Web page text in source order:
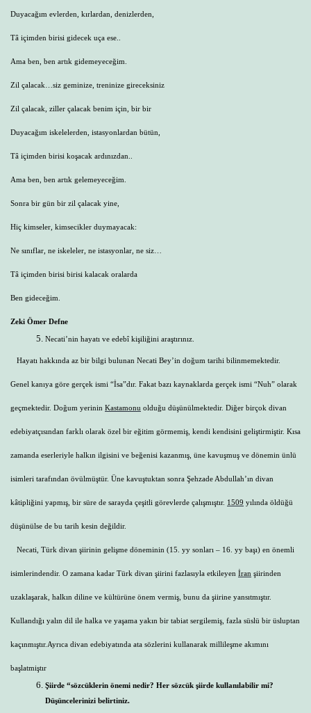
Duyacağım evlerden, kırlardan, denizlerden,
Tâ içimden birisi gidecek uça ese..
Ama ben, ben artık gidemeyeceğim.
Zil çalacak…siz geminize, treninize gireceksiniz
Zil çalacak, ziller çalacak benim için, bir bir
Duyacağım iskelelerden, istasyonlardan bütün,
Tâ içimden birisi koşacak ardınızdan..
Ama ben, ben artık gelemeyeceğim.
Sonra bir gün bir zil çalacak yine,
Hiç kimseler, kimsecikler duymayacak:
Ne sınıflar, ne iskeleler, ne istasyonlar, ne siz…
Tâ içimden birisi birisi kalacak oralarda
Ben gideceğim.
Zeki Ömer Defne
Necati’nin hayatı ve edebî kişiliğini araştırınız.
Hayatı hakkında az bir bilgi bulunan Necati Bey’in doğum tarihi bilinmemektedir.
Genel kanıya göre gerçek ismi “İsa”dır. Fakat bazı kaynaklarda gerçek ismi “Nuh” olarak
geçmektedir. Doğum yerinin Kastamonu olduğu düşünülmektedir. Diğer birçok divan
edebiyatçısından farklı olarak özel bir eğitim görmemiş, kendi kendisini geliştirmiştir. Kısa
zamanda eserleriyle halkın ilgisini ve beğenisi kazanmış, üne kavuşmuş ve dönemin ünlü
isimleri tarafından övülmüştür. Üne kavuştuktan sonra Şehzade Abdullah’ın divan
kâtipliğini yapmış, bir süre de sarayda çeşitli görevlerde çalışmıştır. 1509 yılında öldüğü
düşünülse de bu tarih kesin değildir.
Necati, Türk divan şiirinin gelişme döneminin (15. yy sonları – 16. yy başı) en önemli
isimlerindendir. O zamana kadar Türk divan şiirini fazlasıyla etkileyen İran şiirinden
uzaklaşarak, halkın diline ve kültürüne önem vermiş, bunu da şiirine yansıtmıştır.
Kullandığı yalın dil ile halka ve yaşama yakın bir tabiat sergilemiş, fazla süslü bir üsluptan
kaçınmıştır.Ayrıca divan edebiyatında ata sözlerini kullanarak millileşme akımını
başlatmiştır
Şiirde “sözcüklerin önemi nedir? Her sözcük şiirde kullanılabilir mi?
Düşüncelerinizi belirtiniz.